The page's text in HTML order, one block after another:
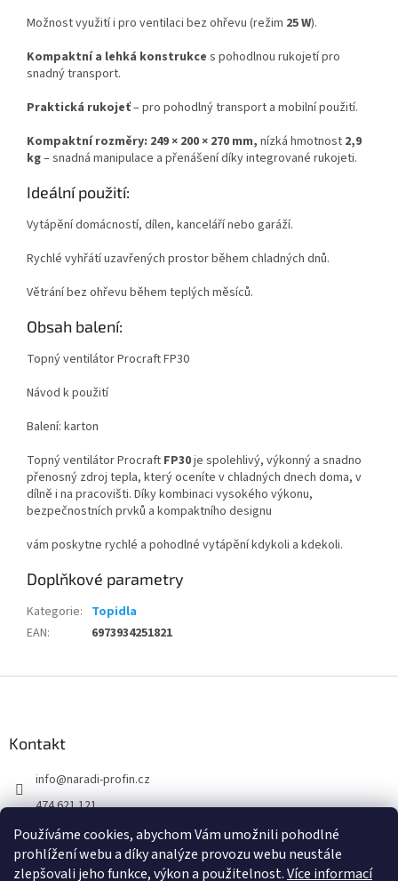
Používáme cookies, abychom Vám umožnili pohodlné
prohlížení webu a díky analýze provozu webu neustále
zlepšovali jeho funkce, výkon a použitelnost.Více informací
Možnost využití i pro ventilaci bez ohřevu (režim 25 W).
Kompaktní a lehká konstrukce s pohodlnou rukojetí pro
snadný transport.
Praktická rukojeť– pro pohodlný transport a mobilní použití.
Kompaktní rozměry: 249 × 200 × 270 mm, nízká hmotnost 2,9
kg– snadná manipulace a přenášení díky integrované rukojeti.
Ideální použití:
Vytápění domácností, dílen, kanceláří nebo garáží.
Rychlé vyhřátí uzavřených prostor během chladných dnů.
Větrání bez ohřevu během teplých měsíců.
Obsah balení:
Topný ventilátor Procraft FP30
Návod k použití
Balení: karton
Topný ventilátor Procraft FP30je spolehlivý, výkonný a snadno
přenosný zdroj tepla, který oceníte v chladných dnech doma, v
dílně i na pracovišti. Díky kombinaci vysokého výkonu,
bezpečnostních prvků a kompaktního designu
vám poskytne rychlé a pohodlné vytápění kdykoli a kdekoli.
Doplňkové parametry
Kategorie: Topidla
EAN: 6973934251821
Kontakt
info@naradi-profin.cz
474 621 121
+420608722812
https://www.facebook.com/http://www.naradi-profin.cz